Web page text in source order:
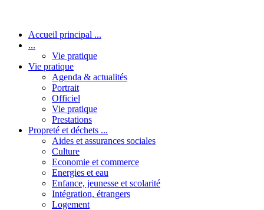
Accueil principal ...
...
Vie pratique
Vie pratique
Agenda & actualités
Portrait
Officiel
Vie pratique
Prestations
Propreté et déchets ...
Aides et assurances sociales
Culture
Economie et commerce
Energies et eau
Enfance, jeunesse et scolarité
Intégration, étrangers
Logement